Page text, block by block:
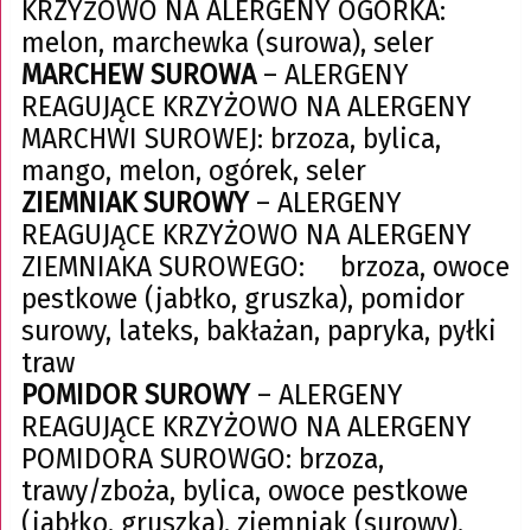
KRZYŻOWO NA ALERGENY OGÓRKA:
melon, marchewka (surowa), seler
MARCHEW SUROWA– ALERGENY
REAGUJĄCE KRZYŻOWO NA ALERGENY
MARCHWI SUROWEJ: brzoza, bylica,
mango, melon, ogórek, seler
ZIEMNIAK SUROWY– ALERGENY
REAGUJĄCE KRZYŻOWO NA ALERGENY
ZIEMNIAKA SUROWEGO: brzoza, owoce
pestkowe (jabłko, gruszka), pomidor
surowy, lateks, bakłażan, papryka, pyłki
traw
POMIDOR SUROWY– ALERGENY
REAGUJĄCE KRZYŻOWO NA ALERGENY
POMIDORA SUROWGO: brzoza,
trawy/zboża, bylica, owoce pestkowe
(jabłko, gruszka), ziemniak (surowy),